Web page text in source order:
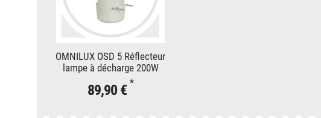
OMNILUX OSD 5 Réflecteur
lampe à décharge 200W
89,90 € *